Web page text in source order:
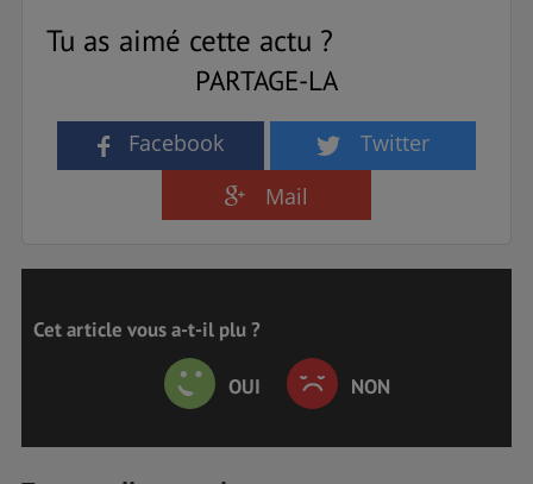
Tu as aimé cette actu ?
PARTAGE-LA
Facebook
Twitter
Mail
Cet article vous a-t-il plu ?
OUI NON